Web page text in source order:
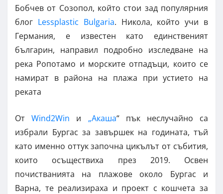
Бобчев от Созопол, който стои зад популярния
блог Lessplastic Bulgaria. Никола, който учи в
Германия, е известен като единственият
българин, направил подробно изследване на
река Ропотамо и морските отпадъци, които се
намират в района на плажа при устието на
реката
ОтWind2Win и „Акаша“ пък неслучайно са
избрали Бургас за завършек на годината, тъй
като именно оттук започна цикълът от събития,
които осъществиха през 2019. Освен
почистванията на плажове около Бургас и
Варна, те реализираха и проект с кошчета за